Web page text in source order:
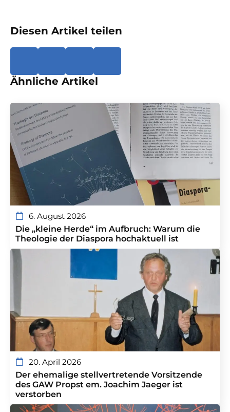
Diesen Artikel teilen
Ähnliche Artikel
6. August 2026
Die „kleine Herde“ im Aufbruch: Warum die
Theologie der Diaspora hochaktuell ist
20. April 2026
Der ehemalige stellvertretende Vorsitzende
des GAW Propst em. Joachim Jaeger ist
verstorben